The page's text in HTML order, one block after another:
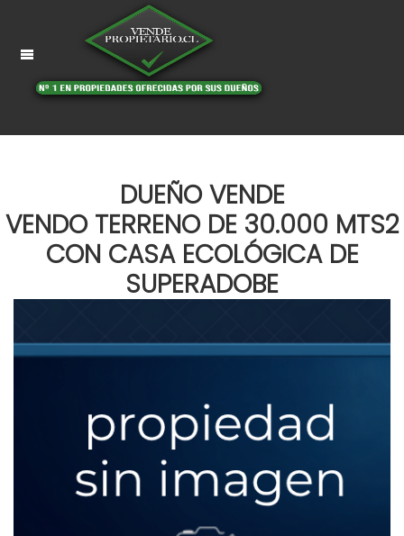
DUEÑO VENDE
VENDO TERRENO DE 30.000 MTS2
CON CASA ECOLÓGICA DE
SUPERADOBE